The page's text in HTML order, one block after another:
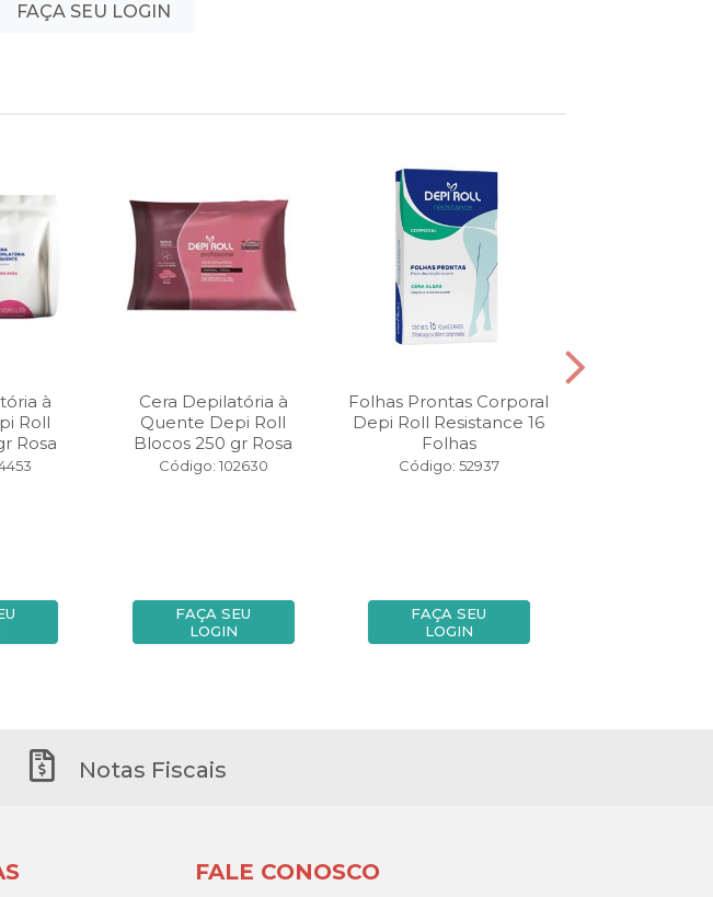
FAÇA SEU LOGIN
à
Roll
Rosa
Cera Depilatória à
Quente Depi Roll
Blocos 250 gr Rosa
Código: 102630
FAÇA SEU
LOGIN
Folhas Prontas Corporal
Depi Roll Resistance 16
Folhas
Código: 52937
FAÇA SEU
LOGIN
Notas Fiscais
FALE CONOSCO